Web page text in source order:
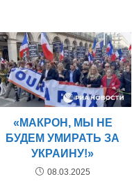
«МАКРОН, МЫ НЕ
БУДЕМ УМИРАТЬ ЗА
УКРАИНУ!»
08.03.2025